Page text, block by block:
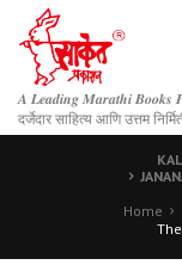
𝑨 𝑳𝒆𝒂𝒅𝒊𝒏𝒈 𝑴𝒂𝒓𝒂𝒕𝒉𝒊 𝑩𝒐𝒐𝒌𝒔
दर्जेदार साहित्य आणि उत्तम
Home